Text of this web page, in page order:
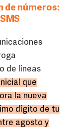
de números:
de líneas
que
la nueva
dígito de tu
agosto y